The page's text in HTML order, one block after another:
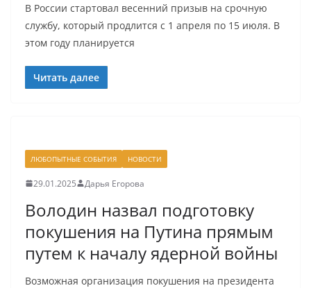
В России стартовал весенний призыв на срочную
службу, который продлится с 1 апреля по 15 июля. В
этом году планируется
Читать далее
ЛЮБОПЫТНЫЕ СОБЫТИЯ НОВОСТИ
29.01.2025 Дарья Егорова
Володин назвал подготовку
покушения на Путина прямым
путем к началу ядерной войны
Возможная организация покушения на президента